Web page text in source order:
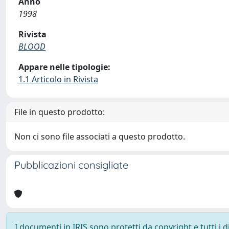
1998
Rivista
BLOOD
Appare nelle tipologie:
1.1 Articolo in Rivista
File in questo prodotto:
Non ci sono file associati a questo prodotto.
Pubblicazioni consigliate